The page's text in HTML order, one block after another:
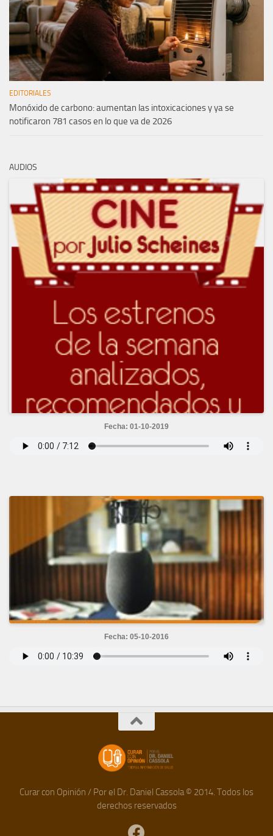
EDITORIALES
Monóxido de carbono: aumentan las intoxicaciones y ya se
notificaron 781 casos en lo que va de 2026
AUDIOS
Fecha: 01-10-2019
Fecha: 05-10-2016
Curar con Opinión / Por el Dr. Daniel Cassola © 2014. Todos los
derechos reservados